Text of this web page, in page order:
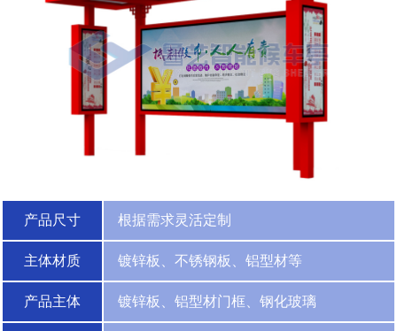
产品尺寸 根据需求灵活定制
主体材质 镀锌板、不锈钢板、铝型材等
产品主体 镀锌板、铝型材门框、钢化玻璃